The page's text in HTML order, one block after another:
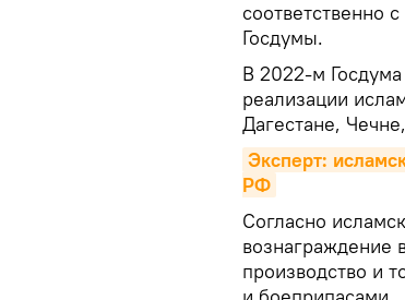
соответственно
Госдумы.
В 2022-м
реализации
Дагестане,
Эксперт:
РФ
Согласно
вознаграждение
производство и